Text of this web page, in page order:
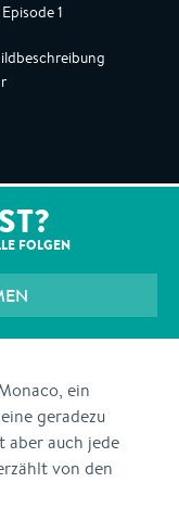
1
FOLGEN
ein
geradezu
aber auch jede
von den